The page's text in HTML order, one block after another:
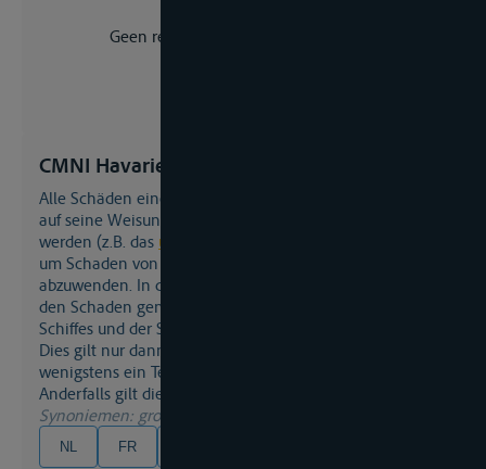
Geen resultaat voor uw zoekopdracht.
CMNI Havarie Grosse
alle Schäden einer
auf seine Weisung an Schiff und Ladung verursacht
werden (z.B. das über Bord werfen
um Schaden von Mannschaft, Schiff und/oder Ladung
abzuwenden. In diesem Fall tragen Schiff und Ladung
den Schaden gemeinsam, d.h. alle an der Ladung des
Schiffes und der Schiffer selbst teilen sich den Schaden.
Dies gilt nur dann, wenn Schiff und Ladung, oder
wenigstens ein Teil der Ladung gerettet wurden.
Anderfalls gilt die
Synoniemen: grosse Havarie, gemeinschaftliche Havarie
NL FR